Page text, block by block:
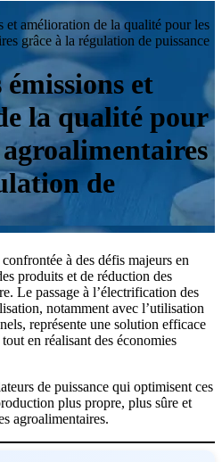
et amélioration de la qualité pour les
grâce à la régulation de puissance
et
la qualité pour
de
à des défis majeurs en
produits et de réduction des
Le passage à l’électrification des
notamment avec l’utilisation
représente une solution efficace
en réalisant des économies
de puissance qui optimisent ces
plus propre, plus sûre et
agroalimentaires.